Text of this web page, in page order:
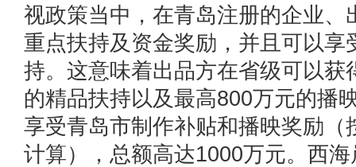
视政策当中，在青岛注册的企业、
重点扶持及资金奖励，并且可以享
持。这意味着出品方在省级可以获
的精品扶持以及最高800万元的播
享受青岛市制作补贴和播映奖励（
计算），总额高达1000万元。西